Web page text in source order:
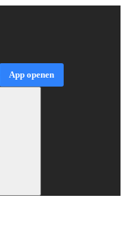
App openen